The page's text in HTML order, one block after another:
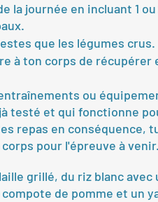
la journée en incluant 1
que les légumes crus.
à ton corps de récupérer
ou
testé et qui fonctionne
repas en conséquence,
pour l'épreuve à venir.
grillé, du riz blanc avec
de pomme et un